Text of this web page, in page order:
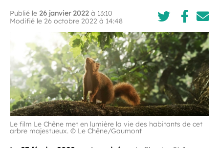
Publié le 26 janvier 2022 à 13:10
Modifié le 26 octobre 2022 à 14:48
Le film Le Chêne met en lumière la vie des habitants de cet
arbre majestueux. © Le Chêne/Gaumont